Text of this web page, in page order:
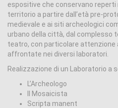
espositive che conservano reperti
territorio a partire dall’età pre-
medievale e ai siti archeologici
urbano della città, dal complesso
teatro, con particolare
affrontate nei diversi laboratori.
Realizzazione di un Laboratorio a
L’Archeologo
Il Mosaicista
Scripta manent